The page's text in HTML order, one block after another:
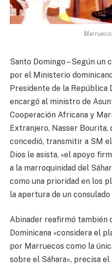
Santo Domingo – Según un
por el Ministerio
Presidente de la República
encargó al ministro de
Cooperación Africana y
Extranjero, Nasser Bourita,
concedió, transmitir a SM
Dios le asista, «el apoyo
a la marroquinidad del
como una prioridad en los
la apertura de un consulado
Abinader reafirmó también
Dominicana «considera el
por Marruecos como la
sobre el Sáhara», precisa el